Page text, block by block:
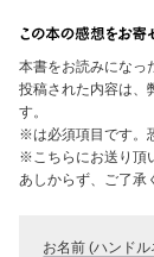
本書をお読みになっ
投稿された内容は、
す。
※は必須項目です。
※こちらにお送り頂
あしからず、ご了承
お名前 (ハンド